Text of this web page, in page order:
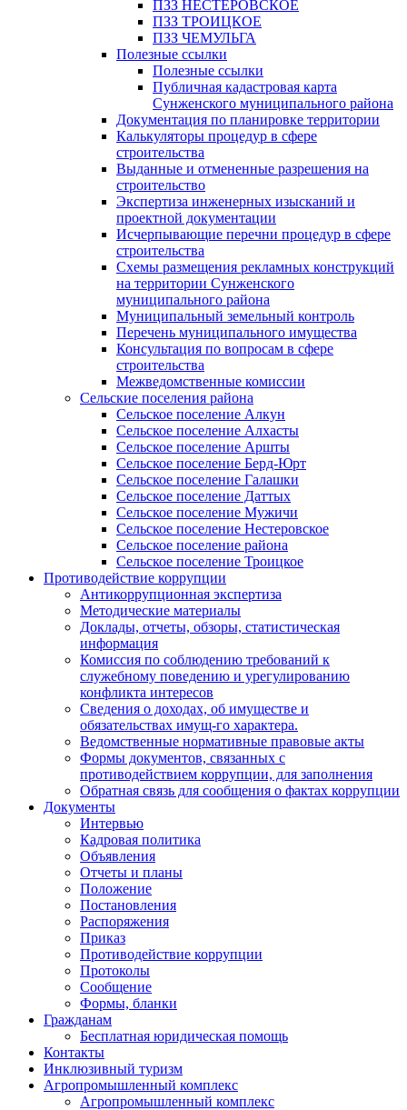
ПЗЗ НЕСТЕРОВСКОЕ
ПЗЗ ТРОИЦКОЕ
ПЗЗ ЧЕМУЛЬГА
Полезные ссылки
Полезные ссылки
Публичная кадастровая карта
Сунженского муниципального района
Документация по планировке территории
Калькуляторы процедур в сфере
строительства
Выданные и отмененные разрешения на
строительство
Экспертиза инженерных изысканий и
проектной документации
Исчерпывающие перечни процедур в сфере
строительства
Схемы размещения рекламных конструкций
на территории Сунженского
муниципального района
Муниципальный земельный контроль
Перечень муниципального имущества
Консультация по вопросам в сфере
строительства
Межведомственные комиссии
Сельские поселения района
Сельское поселение Алкун
Сельское поселение Алхасты
Сельское поселение Аршты
Сельское поселение Берд-Юрт
Сельское поселение Галашки
Сельское поселение Даттых
Сельское поселение Мужичи
Сельское поселение Нестеровское
Сельское поселение района
Сельское поселение Троицкое
Противодействие коррупции
Антикоррупционная экспертиза
Методические материалы
Доклады, отчеты, обзоры, статистическая
информация
Комиссия по соблюдению требований к
служебному поведению и урегулированию
конфликта интересов
Сведения о доходах, об имуществе и
обязательствах имущ-го характера.
Ведомственные нормативные правовые акты
Формы документов, связанных с
противодействием коррупции, для заполнения
Обратная связь для сообщения о фактах коррупции
Документы
Интервью
Кадровая политика
Объявления
Отчеты и планы
Положение
Постановления
Распоряжения
Приказ
Противодействие коррупции
Протоколы
Сообщение
Формы, бланки
Гражданам
Бесплатная юридическая помощь
Контакты
Инклюзивный туризм
Агропромышленный комплекс
Агропромышленный комплекс